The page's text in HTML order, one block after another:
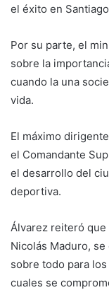
el éxito en
Por su parte, el
sobre la
cuando la una
vida.
El máximo
el Comandante
el desarrollo del
deportiva.
Álvarez reiteró
Nicolás Maduro,
sobre todo para
cuales se